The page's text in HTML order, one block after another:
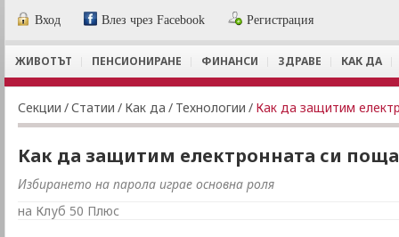
Вход Влез чрез Facebook Регистрация
ЖИВОТЪТ ПЕНСИОНИРАНЕ ФИНАНСИ ЗДРАВЕ КАК ДА
Секции /Статии / Как да / Технологии / Как да защитим
Как да защитим електронната си поща
Избирането на парола играе основна роля
на Клуб 50 Плюс